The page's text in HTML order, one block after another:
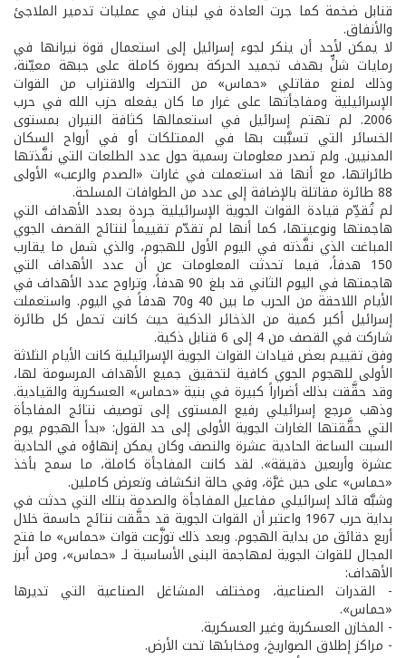
قنابل ضخمة كما جرت العادة في لبنان في عمليات تدمير الملاجئ
والأنفاق.
لا يمكن لأحد أن ينكر لجوء إسرائيل إلى استعمال قوة نيرانها في
رمايات شلٍّ بهدف تجميد الحركة بصورة كاملة على جبهة معيّنة،
وذلك لمنع مقاتلي «حماس» من التحرك والاقتراب من القوات
الإسرائيلية ومفاجأتها على غرار ما كان يفعله حزب الله في حرب
2006. لم تهتم إسرائيل في استعمالها كثافة النيران بمستوى
الخسائر التي تسبَّبت بها في الممتلكات أو في أرواح السكان
المدنيين. ولم تصدر معلومات رسمية حول عدد الطلعات التي نفَّذتها
طائراتها، مع أنها قد استعملت في غارات «الصدم والرعب» الأولى
88 طائرة مقاتلة بالإضافة إلى عدد من الطوافات المسلحة.
لم تُقدِّم قيادة القوات الجوية الإسرائيلية جردة بعدد الأهداف التي
هاجمتها ونوعيتها، كما أنها لم تقدّم تقييماً لنتائج القصف الجوي
المباغت الذي نفَّذته في اليوم الأول للهجوم، والذي شمل ما يقارب
150 هدفاً، فيما تحدثت المعلومات عن أن عدد الأهداف التي
هاجمتها في اليوم الثاني قد بلغ 90 هدفاً، وتراوح عدد الأهداف في
الأيام اللاحقة من الحرب ما بين 40 و70 هدفاً في اليوم. واستعملت
إسرائيل أكبر كمية من الذخائر الذكية حيث كانت تحمل كل طائرة
شاركت في القصف من 4 إلى 6 قنابل ذكية.
وفق تقييم بعض قيادات القوات الجوية الإسرائيلية كانت الأيام الثلاثة
الأولى للهجوم الجوي كافية لتحقيق جميع الأهداف المرسومة لها،
وقد حقَّقت بذلك أضراراً كبيرة في بنية «حماس» العسكرية والقيادية.
وذهب مرجع إسرائيلي رفيع المستوى إلى توصيف نتائج المفاجأة
التي حقَّقتها الغارات الجوية الأولى إلى حد القول: «بدأ الهجوم يوم
السبت الساعة الحادية عشرة والنصف وكان يمكن إنهاؤه في الحادية
عشرة وأربعين دقيقة». لقد كانت المفاجأة كاملة، ما سمح بأخذ
«حماس» على حين غرَّة، وفي حالة انكشاف وتعرض كاملين.
وشبَّه قائد إسرائيلي مفاعيل المفاجأة والصدمة بتلك التي حدثت في
بداية حرب 1967 واعتبر أن القوات الجوية قد حقَّقت نتائج حاسمة خلال
أربع دقائق من بداية الهجوم. وبعد ذلك توزَّعت قوات «حماس» ما فتح
المجال للقوات الجوية لمهاجمة البنى الأساسية لـ «حماس»، ومن أبرز
الأهداف:
- القدرات الصناعية، ومختلف المشاغل الصناعية التي تديرها
«حماس».
- المخازن العسكرية وغير العسكرية.
- مراكز إطلاق الصواريخ، ومخابئها تحت الأرض.